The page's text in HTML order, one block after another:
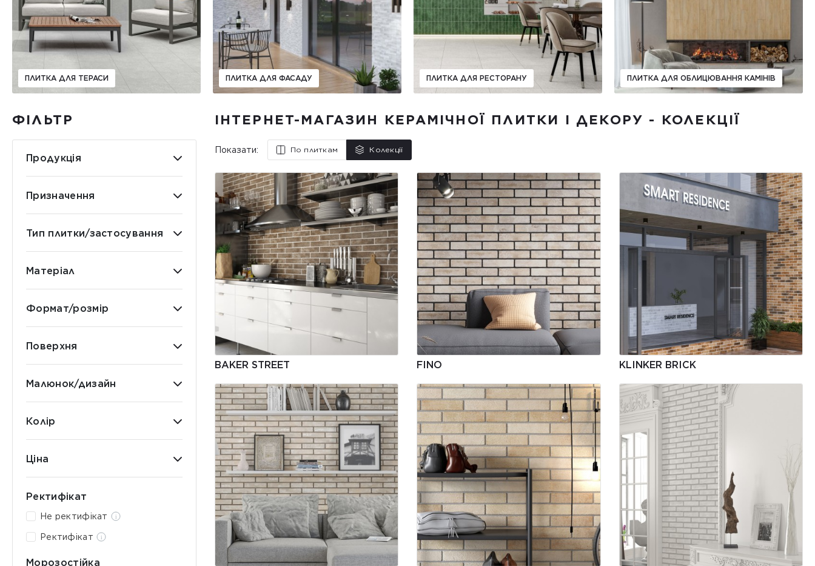
ПЛИТКА ДЛЯ ТЕРАСИ ПЛИТКА ДЛЯ ФАСАДУ ПЛИТКА ДЛЯ РЕСТОРАНУ ПЛИТКА ДЛЯ ОБЛИЦЮВАННЯ КАМІНІВ
ФІЛЬТР
Продукція
Призначення
Тип плитки/застосування
Матеріал
Формат/розмір
Поверхня
Малюнок/дизайн
Колір
Ціна
Ректифікат
Не ректифікат
Ректифікат
Морозостійка
ІНТЕРНЕТ-МАГАЗИН КЕРАМІЧНОЇ ПЛИТКИ І ДЕКОРУ - КОЛЕКЦІЇ
Показати: По плиткам Колекції
BAKER STREET FINO KLINKER BRICK